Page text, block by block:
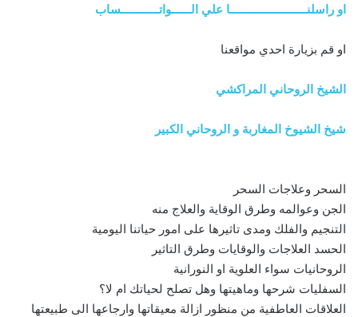
او راسلنــــــــــــــــــــــــا علي الــــــواتــــــــــــساب
او قم بزيارة احدي مواقعنا
الشيخ الروحاني المراكشي
شيخ الشيوخ المغاربة و الروحاني الكبير
السحر وعلاجات السحر
الجن وعوالمه وطرق الوقاية والعلاج منه
التنجيم والفلك ومدى تاثيرها على امور حياتنا اليومية
الحسد العلاجات والوقايات وطرق التاثير
الروحانيات سواء العلوية او النورانية
السفليات شرحها وماهيتها وهل تصلح لحياتك ام لا؟
العلاقات العاطفية من منظور ازالة معيقاتها وارجاعها الى طبيعتها